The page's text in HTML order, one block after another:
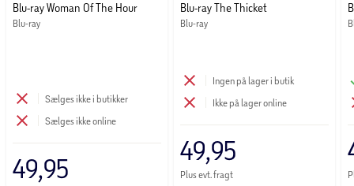
Blu-ray Woman Of The Hour
Blu-ray
Sælges ikke i butikker
Sælges ikke online
49,95
Blu-ray The Thicket
Blu-ray
Ingen på lager i butik
Ikke på lager online
49,95
Plus evt. fragt